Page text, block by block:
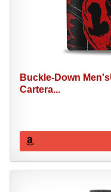
Buckle-Down
Cartera...